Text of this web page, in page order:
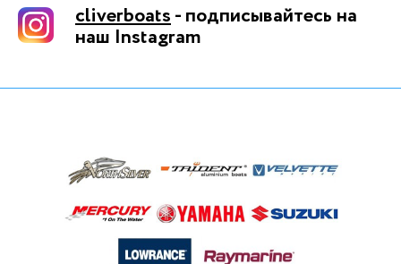
cliverboats- подписывайтесь на
наш Instagram